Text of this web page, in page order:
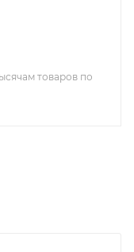
товаров по